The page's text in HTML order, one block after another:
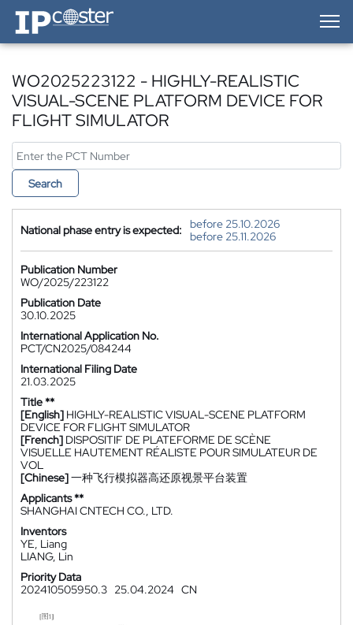
IP-Coster — Home
WO2025223122 - HIGHLY-REALISTIC
VISUAL-SCENE PLATFORM DEVICE FOR
FLIGHT SIMULATOR
Search
National phase entry is expected:
before 25.10.2026
before 25.11.2026
Publication Number
WO/2025/223122
Publication Date
30.10.2025
International Application No.
PCT/CN2025/084244
International Filing Date
21.03.2025
Title **
[English] HIGHLY-REALISTIC VISUAL-SCENE PLATFORM
DEVICE FOR FLIGHT SIMULATOR
[French] DISPOSITIF DE PLATEFORME DE SCÈNE
VISUELLE HAUTEMENT RÉALISTE POUR SIMULATEUR DE
VOL
[Chinese]一种飞行模拟器高还原视景平台装置
Applicants **
SHANGHAI CNTECH CO., LTD.
Inventors
YE, Liang
LIANG, Lin
Priority Data
202410505950.3 25.04.2024 CN